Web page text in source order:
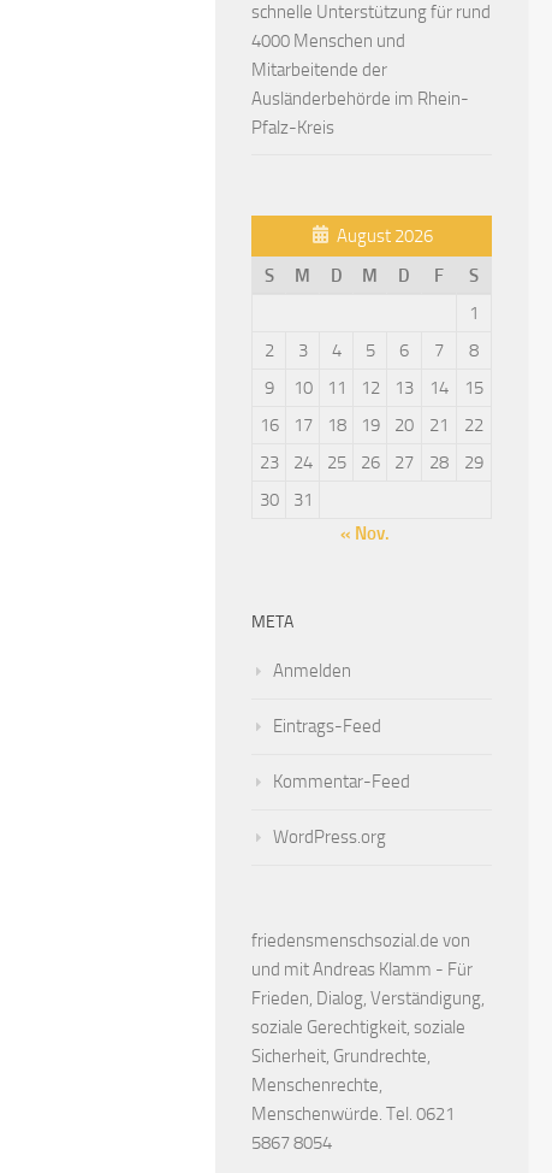
schnelle Unterstützung für rund
4000 Menschen und
Mitarbeitende der
Ausländerbehörde im Rhein-
Pfalz-Kreis
August 2026
S
M D M D F
S
1
2
3 4 5 6 7
8
9
10 11 12 13 14
15
16
17 18 19 20 21
22
23
24 25 26 27 28
29
30
31
« Nov.
META
Anmelden
Eintrags-Feed
Kommentar-Feed
WordPress.org
friedensmenschsozial.de von
und mit Andreas Klamm - Für
Frieden, Dialog, Verständigung,
soziale Gerechtigkeit, soziale
Sicherheit, Grundrechte,
Menschenrechte,
Menschenwürde. Tel. 0621
5867 8054